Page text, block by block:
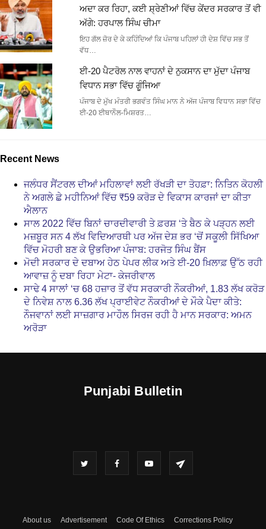
ਅਦਾ ਕਰ ਰਿਹਾ, ਕਈ ਸ਼੍ਰੇਣੀਆਂ ਵਿੱਚ ਕੇਂਦਰ ਸਰਕਾਰ ਤੋਂ ਵੀ
ਅੱਗੇ: ਹਰਪਾਲ ਸਿੰਘ ਚੀਮਾ
ਇਹ ਗੱਲ ਜ਼ੋਰ ਦੇ ਕੇ ਕਹਿੰਦਿਆਂ ਕਿ ਪੰਜਾਬ ਪਹਿਲਾਂ ਹੀ ਦੇਸ਼ ਵਿੱਚ ਸਭ ਤੋਂ
ਵੱਧ…
ਈ-20 ਪੈਟਰੋਲ ਨਾਲ ਵਾਹਨਾਂ ਦੇ ਨੁਕਸਾਨ ਦਾ ਮੁੱਦਾ ਪੰਜਾਬ
ਵਿਧਾਨ ਸਭਾ ਵਿੱਚ ਗੂੰਜਿਆ
ਪੰਜਾਬ ਦੇ ਮੁੱਖ ਮੰਤਰੀ ਭਗਵੰਤ ਸਿੰਘ ਮਾਨ ਨੇ ਅੱਜ ਪੰਜਾਬ ਵਿਧਾਨ ਸਭਾ ਵਿੱਚ
ਈ-20 ਈਥਾਨੌਲ-ਮਿਸ਼ਰਤ…
Recent News
ਜਲੰਧਰ ਸੈਂਟਰਲ ਦੀਆਂ ਮਹਿਲਾਵਾਂ ਲਈ ਰੱਖੜੀ ਦਾ ਤੋਹਫ਼ਾ: ਨਿਤਿਨ ਕੋਹਲੀ
ਨੇ ਅਗਲੇ ਛੇ ਮਹੀਨਿਆਂ ਵਿੱਚ ₹59 ਕਰੋੜ ਦੇ ਵਿਕਾਸ ਕਾਰਜਾਂ ਦਾ ਕੀਤਾ
ਐਲਾਨ
ਸਾਲ 2022 ਵਿੱਚ ਬਿਨਾਂ ਚਾਰਦੀਵਾਰੀ ਤੇ ਫ਼ਰਸ਼ ‘ਤੇ ਬੈਠ ਕੇ ਪੜ੍ਹਨ ਲਈ
ਮਜ਼ਬੂਰ ਸਨ 4 ਲੱਖ ਵਿਦਿਆਰਥੀ ਪਰ ਅੱਜ ਦੇਸ਼ ਭਰ ‘ਚੋਂ ਸਕੂਲੀ ਸਿੱਖਿਆ
ਵਿੱਚ ਮੋਹਰੀ ਬਣ ਕੇ ਉਭਰਿਆ ਪੰਜਾਬ: ਹਰਜੋਤ ਸਿੰਘ ਬੈਂਸ
ਮੋਦੀ ਸਰਕਾਰ ਦੇ ਦਬਾਅ ਹੇਠ ਪੇਪਰ ਲੀਕ ਅਤੇ ਈ-20 ਖ਼ਿਲਾਫ਼ ਉੱਠ ਰਹੀ
ਆਵਾਜ਼ ਨੂੰ ਦਬਾ ਰਿਹਾ ਮੇਟਾ- ਕੇਜਰੀਵਾਲ
ਸਾਢੇ 4 ਸਾਲਾਂ ‘ਚ 68 ਹਜ਼ਾਰ ਤੋਂ ਵੱਧ ਸਰਕਾਰੀ ਨੌਕਰੀਆਂ, 1.83 ਲੱਖ ਕਰੋੜ
ਦੇ ਨਿਵੇਸ਼ ਨਾਲ 6.36 ਲੱਖ ਪ੍ਰਾਈਵੇਟ ਨੌਕਰੀਆਂ ਦੇ ਮੌਕੇ ਪੈਦਾ ਕੀਤੇ:
ਨੌਜਵਾਨਾਂ ਲਈ ਸਾਜ਼ਗਾਰ ਮਾਹੌਲ ਸਿਰਜ ਰਹੀ ਹੈ ਮਾਨ ਸਰਕਾਰ: ਅਮਨ
ਅਰੋੜਾ
Punjabi Bulletin
About us Advertisement Code Of Ethics Corrections Policy